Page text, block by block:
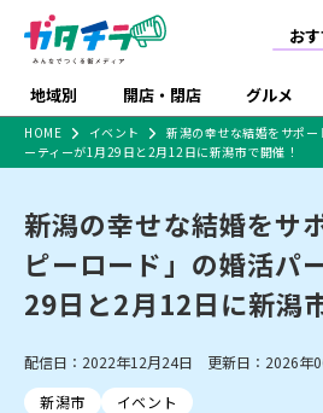
お
地域別 開店・閉店 グルメ
新潟市
中越
開店
リニューアル・移転 休業 開店
新潟市・開店
新潟市・閉店
長
長岡市・閉店
上越市・開店
ラーメン
和食
体験・販売
趣味・展示会
施設・ショップ
食品メーカー・県産
特売セール
特集・まとめ記事
セツコママ ランキング 新潟人
開店まとめ
閉店まとめ
食品スーパー・コンビ
ショッピングモール・
大型施設
ファッション
HOME イベント
新潟の幸せな結婚をサポ
ーティーが1月29日と2月12日に新潟市で開催！
新潟の幸せな結婚をサ
ピーロード」の婚活パ
29日と2月12日に新潟
配信日：2022年12月24日 更新日：2026年
新潟市
イベント